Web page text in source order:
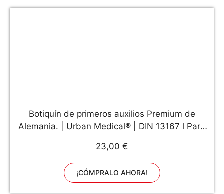
Botiquín de primeros auxilios Premium de
Alemania. | Urban Medical® | DIN 13167 l Para
la bicicleta o para la casa.
23,00 €
¡CÓMPRALO AHORA!